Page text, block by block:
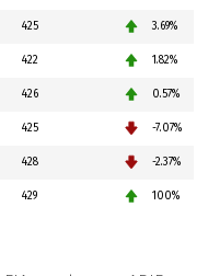
425 3.69%
422 1.82%
426 0.57%
425 -7.07%
428 -2.37%
429 100%